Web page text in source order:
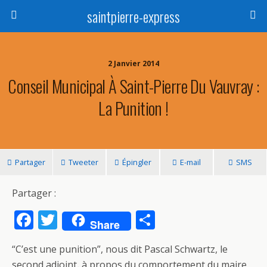
saintpierre-express
2 Janvier 2014
Conseil Municipal À Saint-Pierre Du Vauvray :
La Punition !
Partager Tweeter Épingler E-mail SMS
Partager :
F
e
T
w
itt
Share
ar
ta
“C’est une punition”, nous dit Pascal Schwartz, le